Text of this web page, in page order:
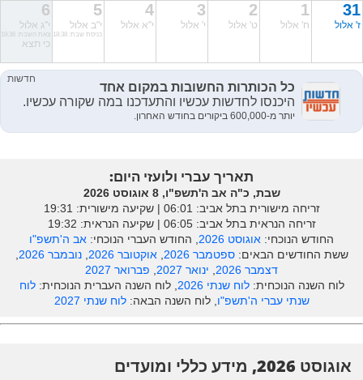
31
ז' אלול
1
ח' אלול
2
ט' אלול
3
י' אלול
4
י"א אלול
5
י"ב אלול
כניסת שבת: 18:38
6
י"ג אלול
צאת השבת: 19:36
כי תצא
תאריך עברי ולועזי היום:
שבת, כ"ה אב ה'תשפ"ו, 8 אוגוסט 2026
זריחה מישורית בתל אביב: ‎06:01 | שקיעה מישורית: 19:31
זריחה הנראית בתל אביב: ‎06:05 | שקיעה הנראית: 19:32
החודש הנוכחי: אוגוסט 2026 , החודש העברי הנוכחי: אב ה'תשפ"ו
ששת החודשים הבאים:ספטמבר 2026 ,אוקטובר 2026 ,נובמבר 2026
,
דצמבר 2026
, ינואר 2027 , פברואר 2027
לוח השנה הנוכחית:לוח שנתי 2026 , לוח השנה העברית הנוכחית:לוח
שנתי עברי ה'תשפ"ו, לוח השנה הבאה:לוח שנתי 2027
אוגוסט 2026, מידע כללי ומועדים